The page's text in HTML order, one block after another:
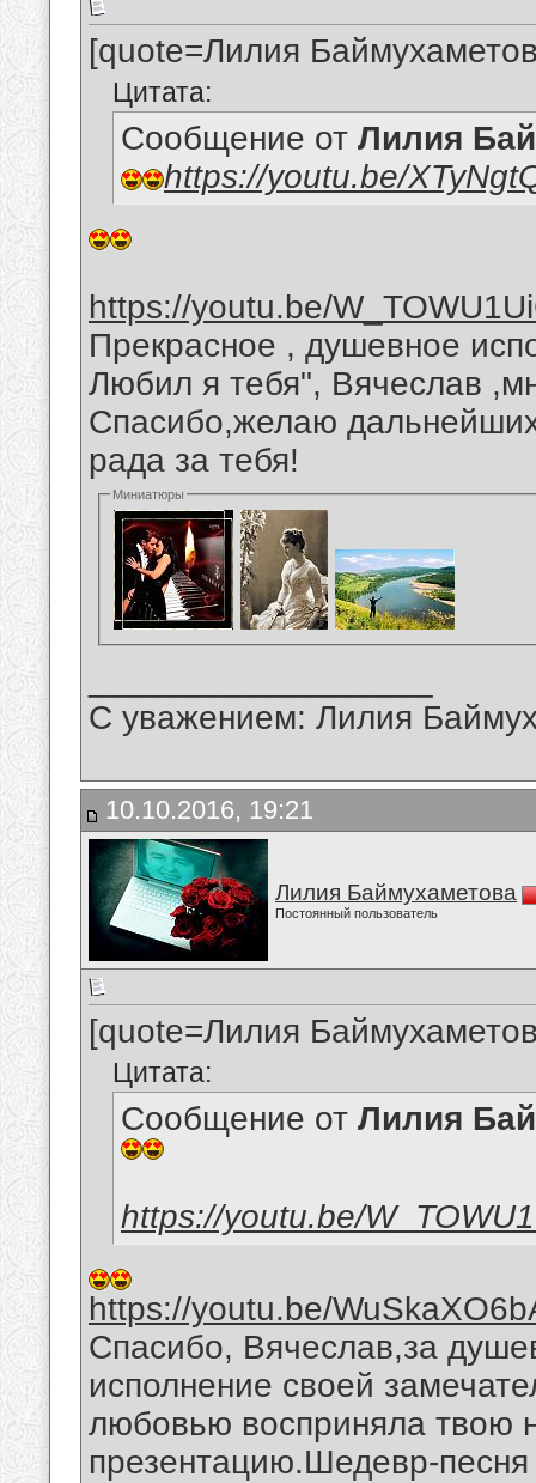
[quote=Лилия
Цитата:
Сообщение от Лилия
https://youtu.be/
https://youtu.be/
Прекрасное , душевное
Любил я тебя", Вячеслав
Спасибо,желаю
рада за тебя!
Миниатюры
С уважением: Лилия
10.10.2016, 19:21
Лилия Баймухаметова
Постоянный пользователь
[quote=Лилия
Цитата:
Сообщение от Лилия
https://youtu.be/
https://youtu.be/
Спасибо, Вячеслав,за
исполнение своей
любовью восприняла твою
презентацию.Шедевр-